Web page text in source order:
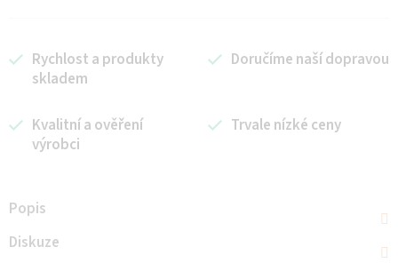
Rychlost a produkty
skladem
Doručíme naší dopravou
Kvalitní a ověření
výrobci
Trvale nízké ceny
Popis
Diskuze